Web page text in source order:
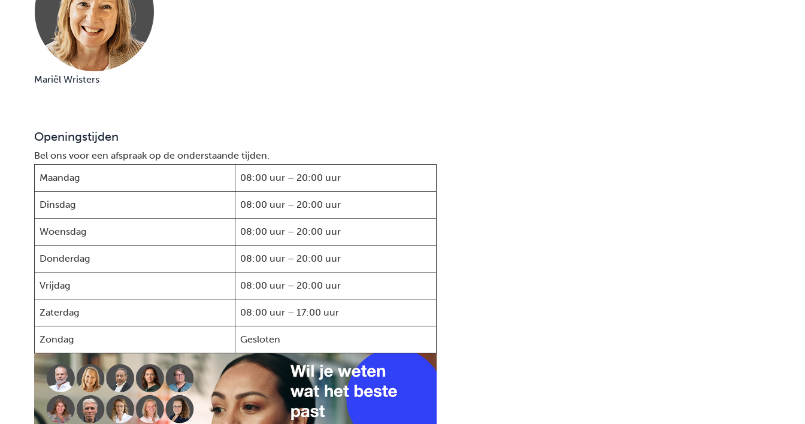
Mariël Wristers
Openingstijden
Bel ons voor een afspraak op de onderstaande tijden.
Maandag
08:00 uur – 20:00 uur
Dinsdag 08:00 uur – 20:00 uur
Woensdag 08:00 uur – 20:00 uur
Donderdag 08:00 uur – 20:00 uur
Vrijdag 08:00 uur – 20:00 uur
Zaterdag 08:00 uur – 17:00 uur
Zondag Gesloten